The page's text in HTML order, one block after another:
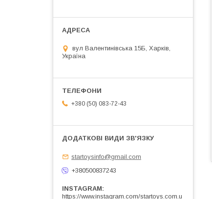
вул Валентинівська 15Б, Харків,
Україна
+380 (50) 083-72-43
startoysinfo@gmail.com
+380500837243
INSTAGRAM
https://www.instagram.com/startoys.com.u